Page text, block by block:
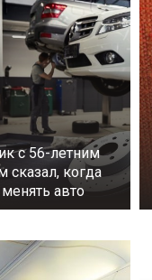
с 56-летним
сказал, когда
авто